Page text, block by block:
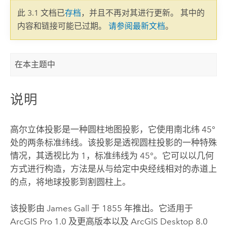
此 3.1 文档已存档，并且不再对其进行更新。 其中的
内容和链接可能已过期。 请参阅最新文档。
在本主题中
说明
高尔立体投影是一种圆柱地图投影，它使用南北纬 45°
处的两条标准纬线。该投影是透视圆柱投影的一种特殊
情况，其透视比为 1，标准纬线为 45°。它可以以几何
方式进行构造，方法是从与给定中央经线相对的赤道上
的点，将地球投影到割圆柱上。
该投影由 James Gall 于 1855 年推出。它适用于
ArcGIS Pro1.0 及更高版本以及 ArcGIS Desktop 8.0